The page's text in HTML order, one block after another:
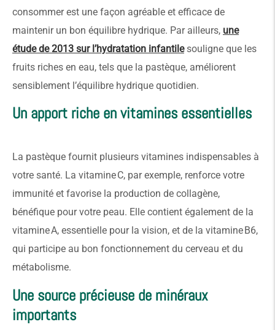
consommer est une façon agréable et efficace de
maintenir un bon équilibre hydrique. Par ailleurs, une
étude de 2013 sur l’hydratation infantilesouligne que les
fruits riches en eau, tels que la pastèque, améliorent
sensiblement l’équilibre hydrique quotidien.
Un apport riche en vitamines essentielles
La pastèque fournit plusieurs vitamines indispensables à
votre santé. La vitamine C, par exemple, renforce votre
immunité et favorise la production de collagène,
bénéfique pour votre peau. Elle contient également de la
vitamine A, essentielle pour la vision, et de la vitamine B6,
qui participe au bon fonctionnement du cerveau et du
métabolisme.
Une source précieuse de minéraux
importants